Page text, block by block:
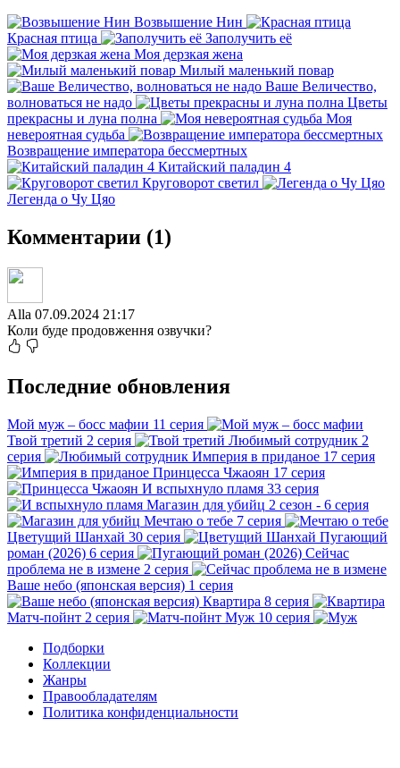
Возвышение Нин
Красная птица
Заполучить её
Моя дерзкая жена
Милый маленький повар
Ваше Величество,
волноваться не надо
Цветы
прекрасны и луна полна
Моя
невероятная судьба
Возвращение императора бессмертных
Китайский паладин 4
Круговорот светил
Легенда о Чу Цяо
Комментарии (1)
Alla 07.09.2024 21:17
Коли буде продовження озвучки?
Последние обновления
Мой муж – босс мафии 11 серия
Твой третий 2 серия Любимый сотрудник 2
серия
Империя в приданое 17 серия
Принцесса Чжаоян 17 серия
И вспыхнуло пламя 33 серия
Магазин для убийц 2 сезон - 6 серия
Мечтаю о тебе 7 серия
Цветущий Шанхай 30 серия
Пугающий
роман (2026) 6 серия
Сейчас
проблема не в измене 2 серия
Ваше небо (японская версия) 1 серия
Квартира 8 серия
Матч-пойнт 2 серия Муж 10 серия
Подборки
Коллекции
Жанры
Правообладателям
Политика конфиденциальности